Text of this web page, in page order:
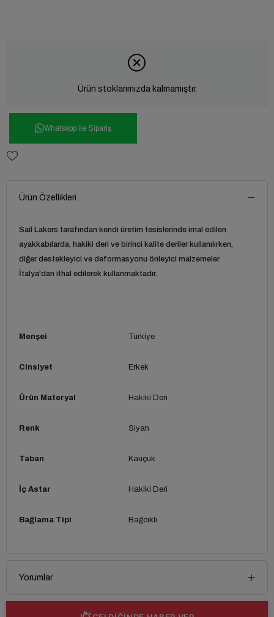
Ürün stoklarımızda kalmamıştır.
Whatsapp ile Sipariş
Ürün Özellikleri
Sail Lakers tarafından kendi üretim tesislerinde imal edilen
ayakkabılarda, hakiki deri ve birinci kalite deriler kullanılırken,
diğer destekleyici ve deformasyonu önleyici malzemeler
İtalya'dan ithal edilerek kullanmaktadır.
Menşei Türkiye
Cinsiyet Erkek
Ürün Materyal Hakiki Deri
Renk Siyah
Taban Kauçuk
İç Astar Hakiki Deri
Bağlama Tipi Bağcıklı
Yorumlar